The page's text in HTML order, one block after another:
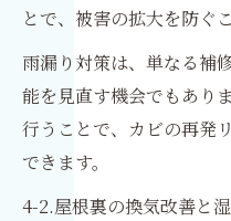
とで、被害の拡大を防ぐ
雨漏り対策は、単なる補
能を見直す機会でもあり
行うことで、カビの再発
できます。
4-2.屋根裏の換気改善と